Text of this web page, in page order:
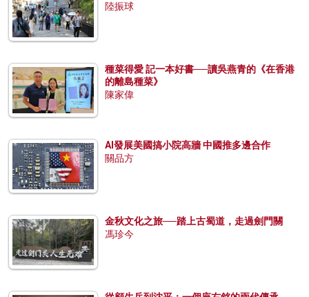
陸振球
種菜得愛 記一本好書──讀吳燕青的《在香港
的離島種菜》
陳家偉
AI發展美國搞小院高牆 中國推多邊合作
關品方
金秋文化之旅──踏上古蜀道，走過劍門關
馮珍今